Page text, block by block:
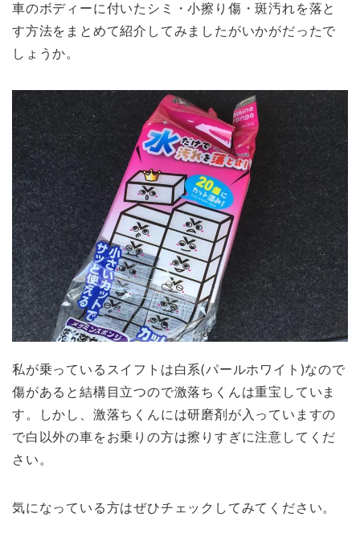
車のボディーに付いたシミ・小擦り傷・斑汚れを落と
す方法をまとめて紹介してみましたがいかがだったで
しょうか。
私が乗っているスイフトは白系(パールホワイト)なので
傷があると結構目立つので激落ちくんは重宝していま
す。しかし、激落ちくんには研磨剤が入っていますの
で白以外の車をお乗りの方は擦りすぎに注意してくだ
さい。
気になっている方はぜひチェックしてみてください。